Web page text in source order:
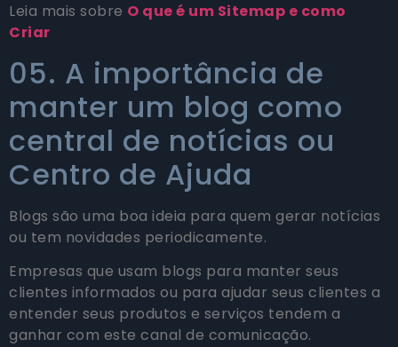
Leia mais sobre O que é um Sitemap e como
Criar
05. A importância de
manter um blog como
central de notícias ou
Centro de Ajuda
Blogs são uma boa ideia para quem gerar notícias
ou tem novidades periodicamente.
Empresas que usam blogs para manter seus
clientes informados ou para ajudar seus clientes a
entender seus produtos e serviços tendem a
ganhar com este canal de comunicação.